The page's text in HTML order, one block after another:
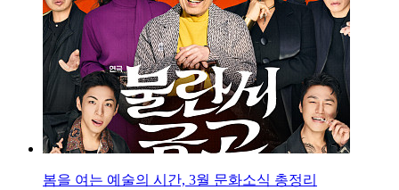
봄을 여는 예술의 시간, 3월 문화소식 총정리